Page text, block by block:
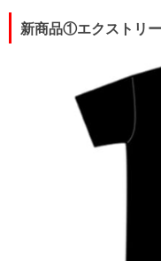
新商品①エクストリ